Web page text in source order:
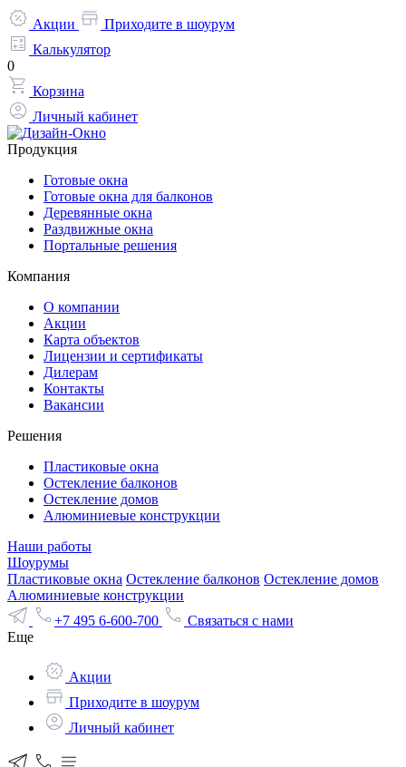
Акции
Приходите в шоурум
Калькулятор
0
Корзина
Личный кабинет
Продукция
Готовые окна
Готовые окна для балконов
Деревянные окна
Раздвижные окна
Портальные решения
Компания
О компании
Акции
Карта объектов
Лицензии и сертификаты
Дилерам
Контакты
Вакансии
Решения
Пластиковые окна
Остекление балконов
Остекление домов
Алюминиевые конструкции
Наши работы
Шоурумы
Пластиковые окна Остекление балконов Остекление домов
Алюминиевые конструкции
+7 495 6-600-700
Связаться с нами
Еще
Акции
Приходите в шоурум
Личный кабинет